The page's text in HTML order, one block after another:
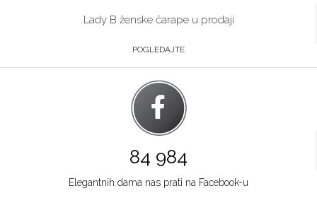
Lady B ženske čarape u prodaji
POGLEDAJTE
84 984
Elegantnih dama nas prati na Facebook-u